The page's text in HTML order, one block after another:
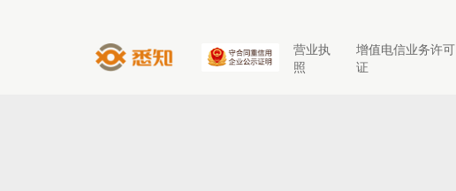
营业执
照
增值电信业务许可
证